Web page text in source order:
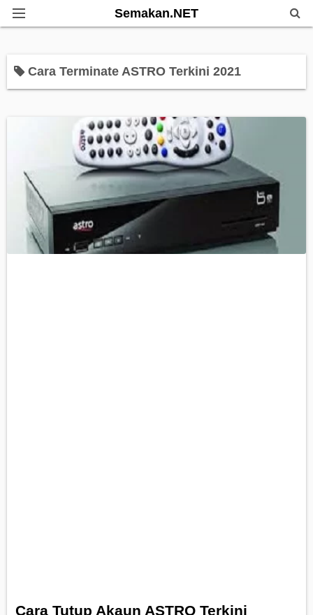
Semakan.NET
Bantuan Kerajaan
Info Kerjaya
Cara Terminate ASTRO Terkini 2021
Cara Tutup Akaun ASTRO Terkini